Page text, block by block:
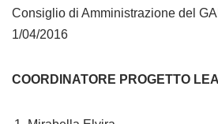
Consiglio di Amministrazione del
1/04/2016
COORDINATORE PROGETTO